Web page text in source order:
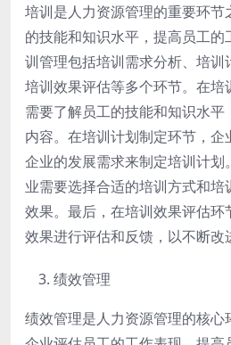
培训是人力资源管理的重要环
的技能和知识水平，提高员工
训管理包括培训需求分析、培训
培训效果评估等多个环节。在培
需要了解员工的技能和知识水
内容。在培训计划制定环节，
企业的发展需求来制定培训计划
业需要选择合适的培训方式和
效果。最后，在培训效果评估环
效果进行评估和反馈，以不断改
绩效管理
绩效管理是人力资源管理的核心